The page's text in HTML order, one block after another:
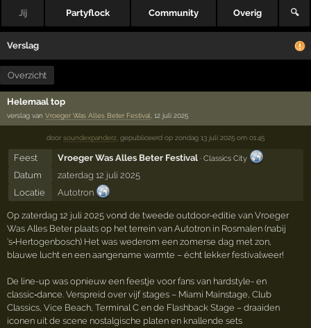
Jij Partyflock Community Overig 🔍
Verslag
Overzicht
Helemaal top
verslag vanVroeger Was Alles Beter Festival, 12 juli 2025
door soundexpanderz gepubliceerd op zondag 13 juli 2025 om 01:45
Feest Vroeger Was Alles Beter Festival · Classics City
Datum
zaterdag 12 juli 2025
Locatie
Autotron
Op zaterdag 12 juli 2025 vond de tweede outdoor-editie van Vroeger
Was Alles Beter plaats op het terrein van Autotron in Rosmalen (nabij
’s‑Hertogenbosch) Het was wederom een zomerse dag met zon,
blauwe lucht en een aangename warmte – écht lekker festivalweer!
De line-up was opnieuw een feestje voor fans van hardstyle- en
classic‑dance. Verspreid over vijf stages – Miami Mainstage, Club
Classics, Vice Beach, Terminal C en de Flashback Stage – draaiden
iconen uit de scene nostalgische platen en knallende sets